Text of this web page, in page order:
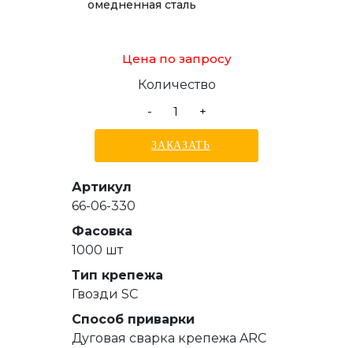
омедненная сталь
Цена по запросу
Количество
-
+
ЗАКАЗАТЬ
Артикул
66-06-330
Фасовка
1000 шт
Тип крепежа
Гвозди SC
Способ приварки
Дуговая сварка крепежа ARC